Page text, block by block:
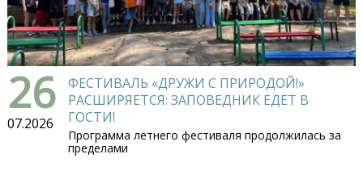
26
07.2026
ФЕСТИВАЛЬ «ДРУЖИ С ПРИРОДОЙ!»
РАСШИРЯЕТСЯ: ЗАПОВЕДНИК ЕДЕТ В
ГОСТИ!
Программа летнего фестиваля продолжилась за
пределами